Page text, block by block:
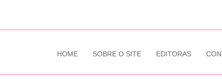
HOME SOBRE O SITE EDITORAS